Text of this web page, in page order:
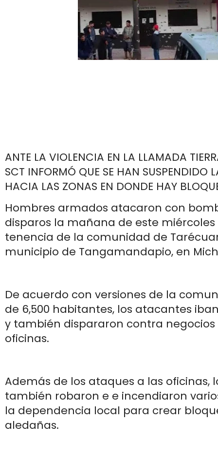
ANTE LA VIOLENCIA EN LA LLAMADA
SCT INFORMÓ QUE SE HAN SUSPENDIDO
HACIA LAS ZONAS EN DONDE HAY
Hombres armados atacaron con
disparos la mañana de este
tenencia de la comunidad de
municipio de Tangamandapio, en
De acuerdo con versiones de la
de 6,500 habitantes, los atacantes
y también dispararon contra
oficinas.
Además de los ataques a las oficinas,
también robaron e e incendiaron
la dependencia local para crear
aledañas.